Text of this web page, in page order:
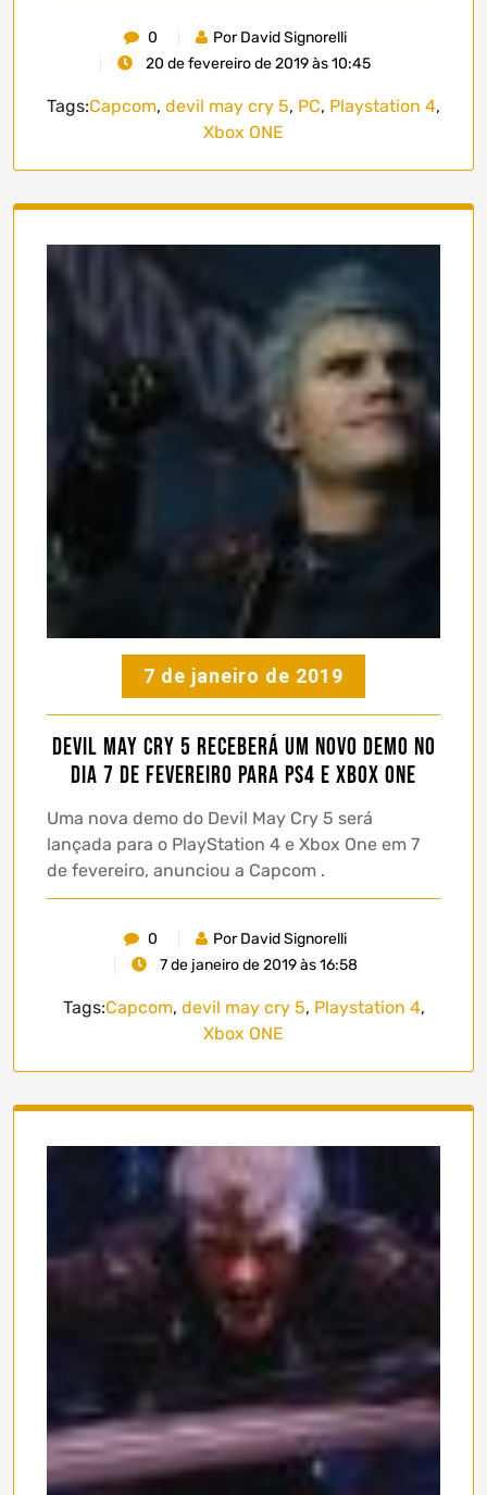
0
Por David Signorelli
20 de fevereiro de 2019 às 10:45
Tags:Capcom, devil may cry 5, PC, Playstation 4,
Xbox ONE
7 de janeiro de 2019
Devil May Cry 5 receberá um novo demo no
dia 7 de fevereiro para PS4 e Xbox One
Uma nova demo do Devil May Cry 5 será
lançada para o PlayStation 4 e Xbox One em 7
de fevereiro, anunciou a Capcom .
0
Por David Signorelli
7 de janeiro de 2019 às 16:58
Tags:Capcom, devil may cry 5, Playstation 4,
Xbox ONE